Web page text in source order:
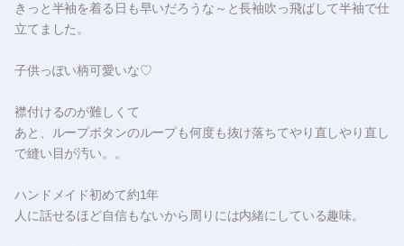
きっと半袖を着る日も早いだろうな～と長袖吹っ飛ばして半袖で仕
立てました。
子供っぽい柄可愛いな♡
襟付けるのが難しくて
あと、ループボタンのループも何度も抜け落ちてやり直しやり直し
で縫い目が汚い。。
ハンドメイド初めて約1年
人に話せるほど自信もないから周りには内緒にしている趣味。